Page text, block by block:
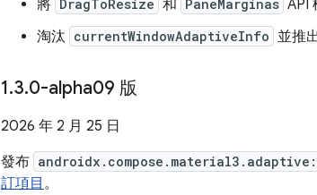
將 DragToResize 和 PaneMarginas API
淘汰 currentWindowAdaptiveInfo 並推
1.3.0-alpha09 版
2026 年 2 月 25 日
發布
訂項目 。